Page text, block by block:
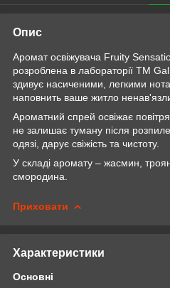
Опис
Аромат освіжувача Fruity
розроблена в лабораторії ТМ
здивує насиченими, легкими
наповнить ваше житло
Ароматний спрей освіжає
не залишає туману після
одязі, дарує свіжість та чистоту.
У складі аромату – жасмин,
смородина.
Приховати
Характеристики
Основні